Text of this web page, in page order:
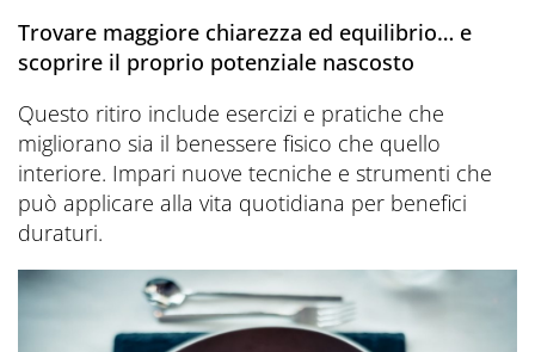
Trovare maggiore chiarezza ed equilibrio… e
scoprire il proprio potenziale nascosto
Questo ritiro include esercizi e pratiche che
migliorano sia il benessere fisico che quello
interiore. Impari nuove tecniche e strumenti che
può applicare alla vita quotidiana per benefici
duraturi.